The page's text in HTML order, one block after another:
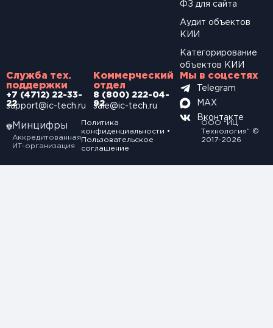
ФЗ для сайта
Аудит объектов
КИИ
Категорирование
объектов КИИ
Служба тех.
поддержки
+7 (4712) 22-33-
22
support@ic-tech.ru
Коммерческий
отдел
8 (800) 222-04-
92
sale@ic-tech.ru
Мы в соцсетях
Telegram
MAX
Вконтакте
Минцифры
Аккредитованная
ИТ-организация
Политика
конфиденциальности •
Пользовательское
соглашение
ООО “ИЦ
Технология” ©
2017-2026